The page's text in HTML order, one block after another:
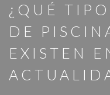
¿QUÉ
DE
EXISTEN